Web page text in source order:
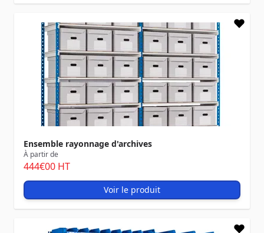
Ensemble rayonnage d'archives
À partir de
444€00 HT
Voir le produit